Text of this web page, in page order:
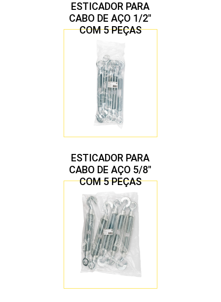
ESTICADOR PARA
CABO DE AÇO 1/2″
COM 5 PEÇAS
ESTICADOR PARA
CABO DE AÇO 5/8″
COM 5 PEÇAS